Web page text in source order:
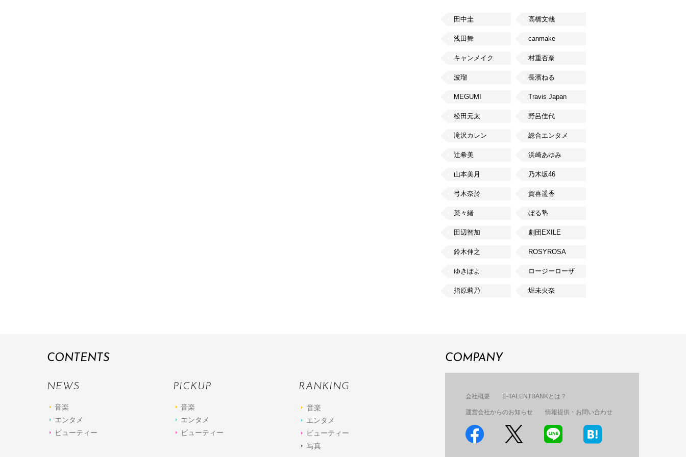
田中圭 高橋文哉
浅田舞 canmake
キャンメイク 村重杏奈
波瑠 長濱ねる
MEGUMI Travis Japan
松田元太 野呂佳代
滝沢カレン 総合エンタメ
辻希美 浜崎あゆみ
山本美月 乃木坂46
弓木奈於 賀喜遥香
菜々緒 ぼる塾
田辺智加 劇団EXILE
鈴木伸之 ROSYROSA
ゆきぽよ ロージーローザ
指原莉乃 堀未央奈
CONTENTS
NEWS
音楽
エンタメ
ビューティー
PICKUP
音楽
エンタメ
ビューティー
RANKING
音楽
エンタメ
ビューティー
写真
COMPANY
会社概要 E-TALENTBANKとは？
運営会社からのお知らせ 情報提供・お問い合わせ